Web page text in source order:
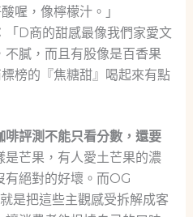
喔，像檸檬汁。」
「D商的甜感最像我們家愛文
不膩，而且有股像是百香果
榜的『焦糖甜』喝起來有點
啡評測不能只看分數，還要
是芒果，有人愛土芒果的濃
有絕對的好壞。而OG
是把這些主觀感受拆解成客